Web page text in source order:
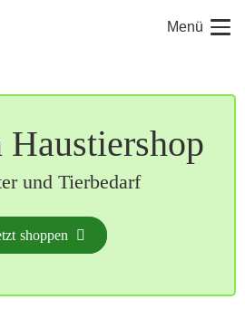
Menü
und Tierbedarf
shoppen